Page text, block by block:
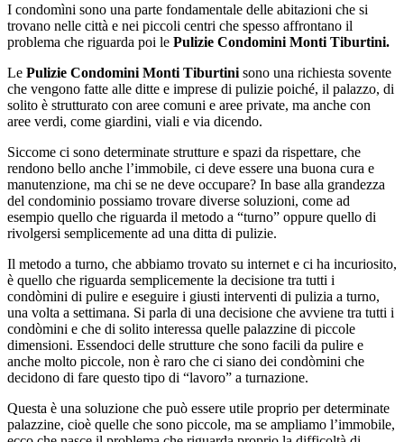
I condomìni sono una parte fondamentale delle abitazioni che si
trovano nelle città e nei piccoli centri che spesso affrontano il
problema che riguarda poi le Pulizie Condomini Monti Tiburtini.
Le Pulizie Condomini Monti Tiburtini sono una richiesta sovente
che vengono fatte alle ditte e imprese di pulizie poiché, il palazzo, di
solito è strutturato con aree comuni e aree private, ma anche con
aree verdi, come giardini, viali e via dicendo.
Siccome ci sono determinate strutture e spazi da rispettare, che
rendono bello anche l’immobile, ci deve essere una buona cura e
manutenzione, ma chi se ne deve occupare? In base alla grandezza
del condominio possiamo trovare diverse soluzioni, come ad
esempio quello che riguarda il metodo a “turno” oppure quello di
rivolgersi semplicemente ad una ditta di pulizie.
Il metodo a turno, che abbiamo trovato su internet e ci ha incuriosito,
è quello che riguarda semplicemente la decisione tra tutti i
condòmini di pulire e eseguire i giusti interventi di pulizia a turno,
una volta a settimana. Si parla di una decisione che avviene tra tutti i
condòmini e che di solito interessa quelle palazzine di piccole
dimensioni. Essendoci delle strutture che sono facili da pulire e
anche molto piccole, non è raro che ci siano dei condòmini che
decidono di fare questo tipo di “lavoro” a turnazione.
Questa è una soluzione che può essere utile proprio per determinate
palazzine, cioè quelle che sono piccole, ma se ampliamo l’immobile,